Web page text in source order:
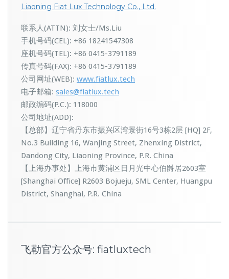
Liaoning Fiat Lux Technology Co., Ltd.
联系人(ATTN): 刘女士/Ms.Liu
手机号码(CEL): +86 18241547308
座机号码(TEL): +86 0415-3791189
传真号码(FAX): +86 0415-3791189
公司网址(WEB): www.fiatlux.tech
电子邮箱: sales@fiatlux.tech
邮政编码(P.C.): 118000
公司地址(ADD):
【总部】辽宁省丹东市振兴区湾景街16号3栋2层 [HQ] 2F,
No.3 Building 16, Wanjing Street, Zhenxing District,
Dandong City, Liaoning Province, P.R. China
【上海办事处】上海市黄浦区日月光中心伯爵居2603室
[Shanghai Office] R2603 Bojueju, SML Center, Huangpu
District, Shanghai, P.R. China
飞勒官方公众号: fiatluxtech